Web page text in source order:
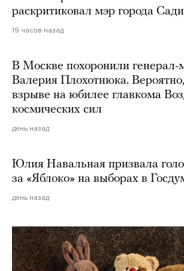
раскритиковал мэр города
19 часов назад
В Москве похоронили генерал-
Валерия Плохотнюка.
взрыве на юбилее главкома
космических сил
день назад
Юлия Навальная призвала
за «Яблоко» на выборах в
день назад